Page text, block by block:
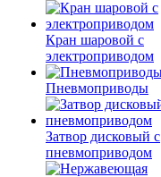
Кран шаровой с
электроприводом
Пневмоприводы
Затвор дисковый с
пневмоприводом